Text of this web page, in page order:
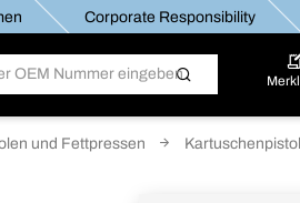
Corporate Responsibility
und Fettpressen